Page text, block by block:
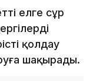
елге сұр
қолдау
шақырады.